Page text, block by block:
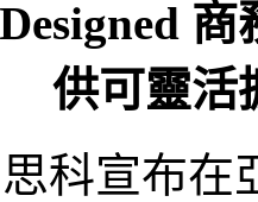
供可靈活
科宣布在